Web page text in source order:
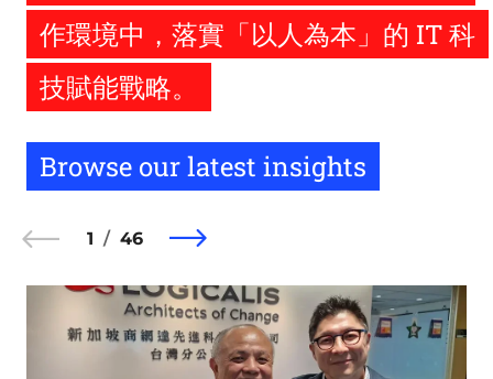
作環境中，落實「以人為本」的 IT 科
技賦能戰略。
Browse our latest insights
1 46